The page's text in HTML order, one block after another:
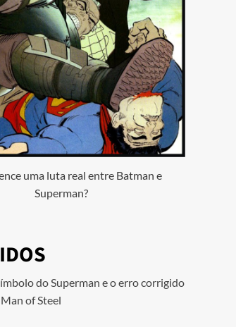
uma luta real entre Batman e
Superman?
do Superman e o erro corrigido
of Steel